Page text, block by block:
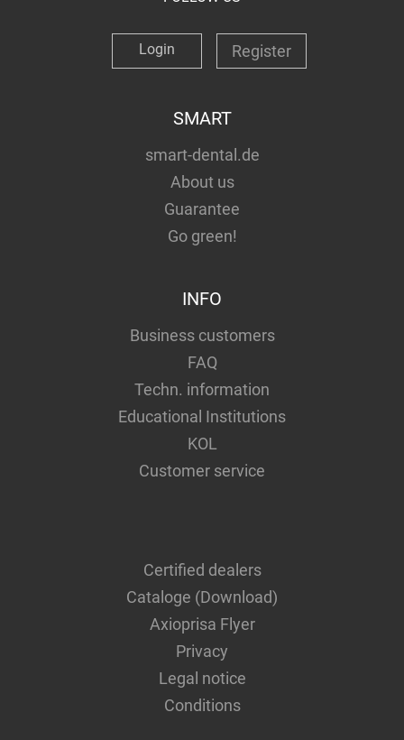
Login Register
SMART
smart-dental.de
About us
Guarantee
Go green!
INFO
Business customers
FAQ
Techn. information
Educational Institutions
KOL
Customer service
Certified dealers
Cataloge (Download)
Axioprisa Flyer
Privacy
Legal notice
Conditions